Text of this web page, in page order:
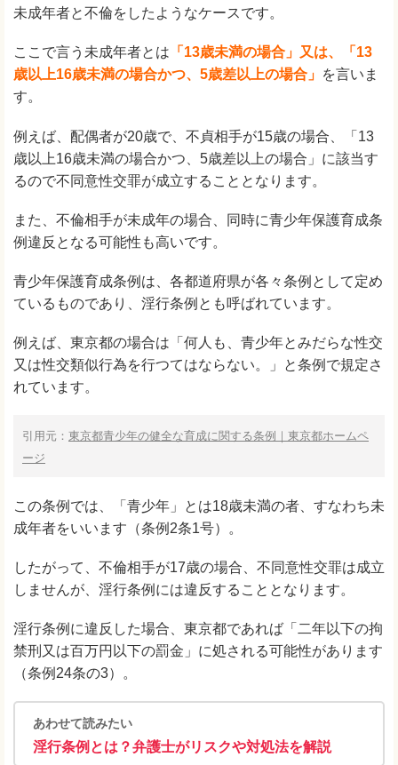
未成年者と不倫をしたようなケースです。
ここで言う未成年者とは 「13歳未満の場合」又は、「13
歳以上16歳未満の場合かつ、5歳差以上の場合」 を言いま
す。
例えば、配偶者が20歳で、不貞相手が15歳の場合、「13
歳以上16歳未満の場合かつ、5歳差以上の場合」に該当す
るので不同意性交罪が成立することとなります。
また、不倫相手が未成年の場合、同時に青少年保護育成条
例違反となる可能性も高いです。
青少年保護育成条例は、各都道府県が各々条例として定め
ているものであり、淫行条例とも呼ばれています。
例えば、東京都の場合は「何人も、青少年とみだらな性交
又は性交類似行為を行つてはならない。」と条例で規定さ
れています。
引用元： 東京都青少年の健全な育成に関する条例｜東京都ホームペ
ージ
この条例では、「青少年」とは18歳未満の者、すなわち未
成年者をいいます（条例2条1号）。
したがって、不倫相手が17歳の場合、不同意性交罪は成立
しませんが、淫行条例には違反することとなります。
淫行条例に違反した場合、東京都であれば「二年以下の拘
禁刑又は百万円以下の罰金」に処される可能性があります
（条例24条の3）。
あわせて読みたい
淫行条例とは？弁護士がリスクや対処法を解説